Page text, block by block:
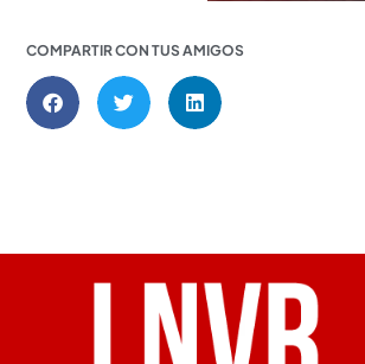
COMPARTIR CON TUS AMIGOS